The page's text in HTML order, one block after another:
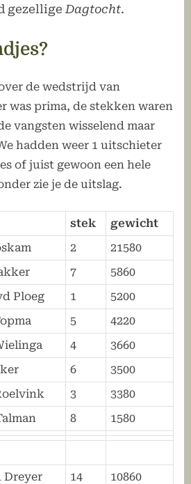
gezellige Dagtocht.
de wedstrijd van
was prima, de stekken waren
vangsten wisselend maar
hadden weer 1 uitschieter
of juist gewoon een hele
zie je de uitslag.
stek
gewicht
2
21580
7
5860
Ploeg 1
5200
5
4220
4
3660
6
3500
3
3380
8 1580
Dreyer 14
10860